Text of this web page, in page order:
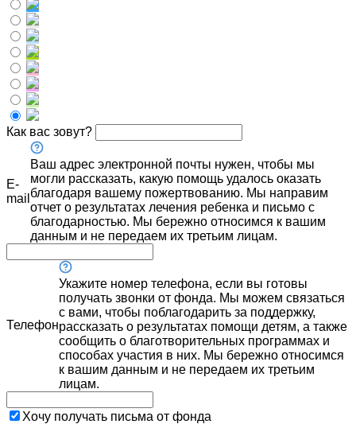
Как вас зовут?
E-
mail
Ваш адрес электронной почты нужен, чтобы мы
могли рассказать, какую помощь удалось оказать
благодаря вашему пожертвованию. Мы направим
отчет о результатах лечения ребенка и письмо с
благодарностью. Мы бережно относимся к вашим
данным и не передаем их третьим лицам.
Телефон
Укажите номер телефона, если вы готовы
получать звонки от фонда. Мы можем связаться
с вами, чтобы поблагодарить за поддержку,
рассказать о результатах помощи детям, а также
сообщить о благотворительных программах и
способах участия в них. Мы бережно относимся
к вашим данным и не передаем их третьим
лицам.
Хочу получать письма от фонда